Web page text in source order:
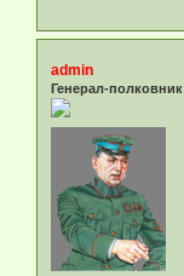
admin
Генерал-полковник